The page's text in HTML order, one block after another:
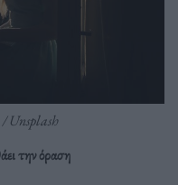
Unsplash
την όραση